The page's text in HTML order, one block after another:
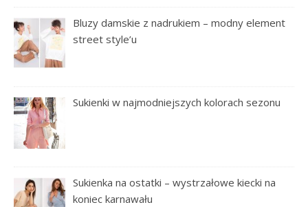
Bluzy damskie z nadrukiem – modny element
street style’u
Sukienki w najmodniejszych kolorach sezonu
Sukienka na ostatki – wystrzałowe kiecki na
koniec karnawału